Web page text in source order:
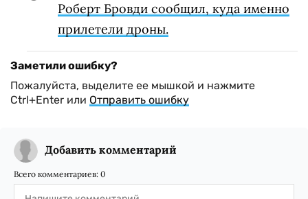
Роберт Бровди сообщил, куда именно
прилетели дроны.
Заметили ошибку?
Пожалуйста, выделите ее мышкой и нажмите
Ctrl+Enter или Отправить ошибку
Добавить комментарий
Всего комментариев: 0